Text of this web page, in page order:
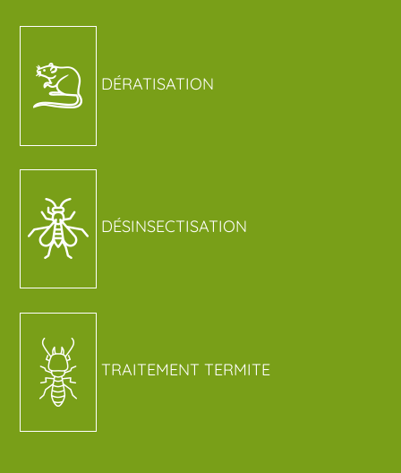
DÉRATISATION
DÉSINSECTISATION
TRAITEMENT TERMITE